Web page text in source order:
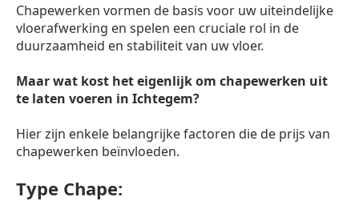
Chapewerken vormen de basis voor uw uiteindelijke
vloerafwerking en spelen een cruciale rol in de
duurzaamheid en stabiliteit van uw vloer.
Maar wat kost het eigenlijk om chapewerken uit
te laten voeren in Ichtegem?
Hier zijn enkele belangrijke factoren die de prijs van
chapewerken beïnvloeden.
Type Chape: